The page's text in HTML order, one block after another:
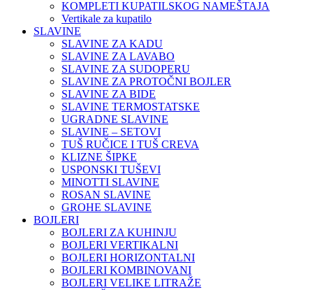
KOMPLETI KUPATILSKOG NAMEŠTAJA
Vertikale za kupatilo
SLAVINE
SLAVINE ZA KADU
SLAVINE ZA LAVABO
SLAVINE ZA SUDOPERU
SLAVINE ZA PROTOČNI BOJLER
SLAVINE ZA BIDE
SLAVINE TERMOSTATSKE
UGRADNE SLAVINE
SLAVINE – SETOVI
TUŠ RUČICE I TUŠ CREVA
KLIZNE ŠIPKE
USPONSKI TUŠEVI
MINOTTI SLAVINE
ROSAN SLAVINE
GROHE SLAVINE
BOJLERI
BOJLERI ZA KUHINJU
BOJLERI VERTIKALNI
BOJLERI HORIZONTALNI
BOJLERI KOMBINOVANI
BOJLERI VELIKE LITRAŽE